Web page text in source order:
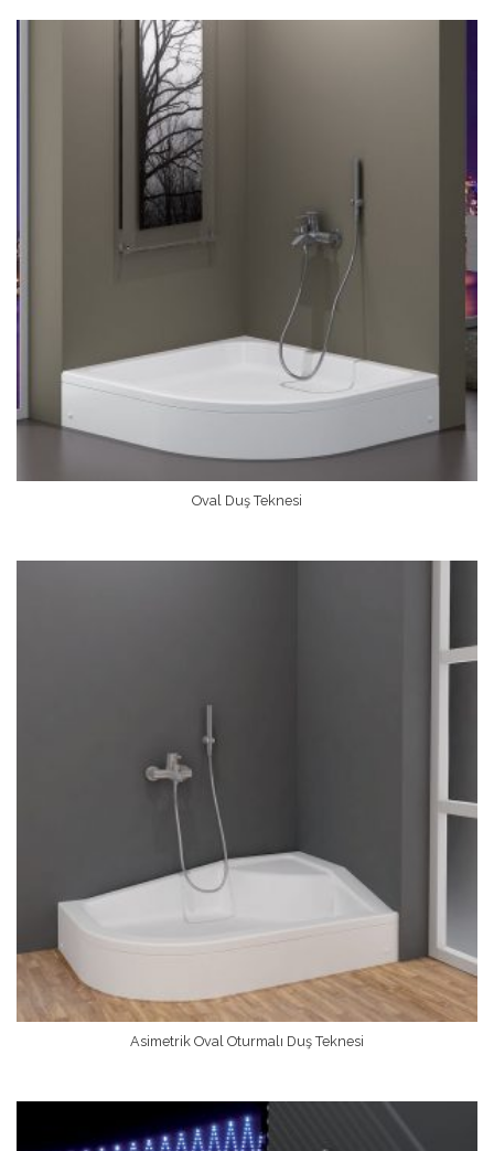
Oval Duş Teknesi
Devamını Oku
Asimetrik Oval Oturmalı Duş Teknesi
Devamını Oku